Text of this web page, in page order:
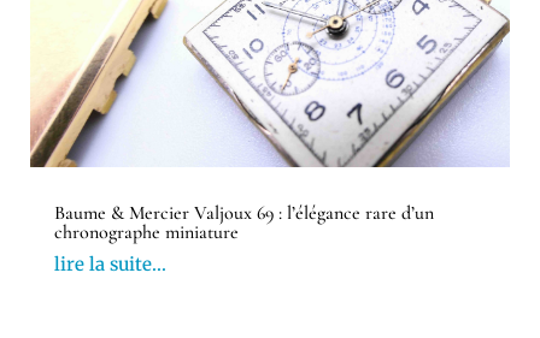
Baume & Mercier Valjoux 69 : l’élégance rare d’un
chronographe miniature
lire la suite...